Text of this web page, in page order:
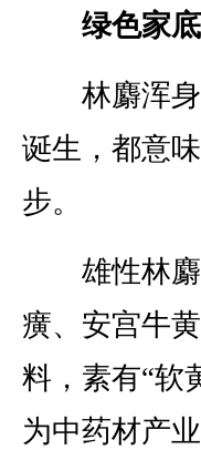
绿色家底
林麝浑身
诞生，都意
步。
雄性林麝
癀、安宫牛
料，素有“软
为中药材产